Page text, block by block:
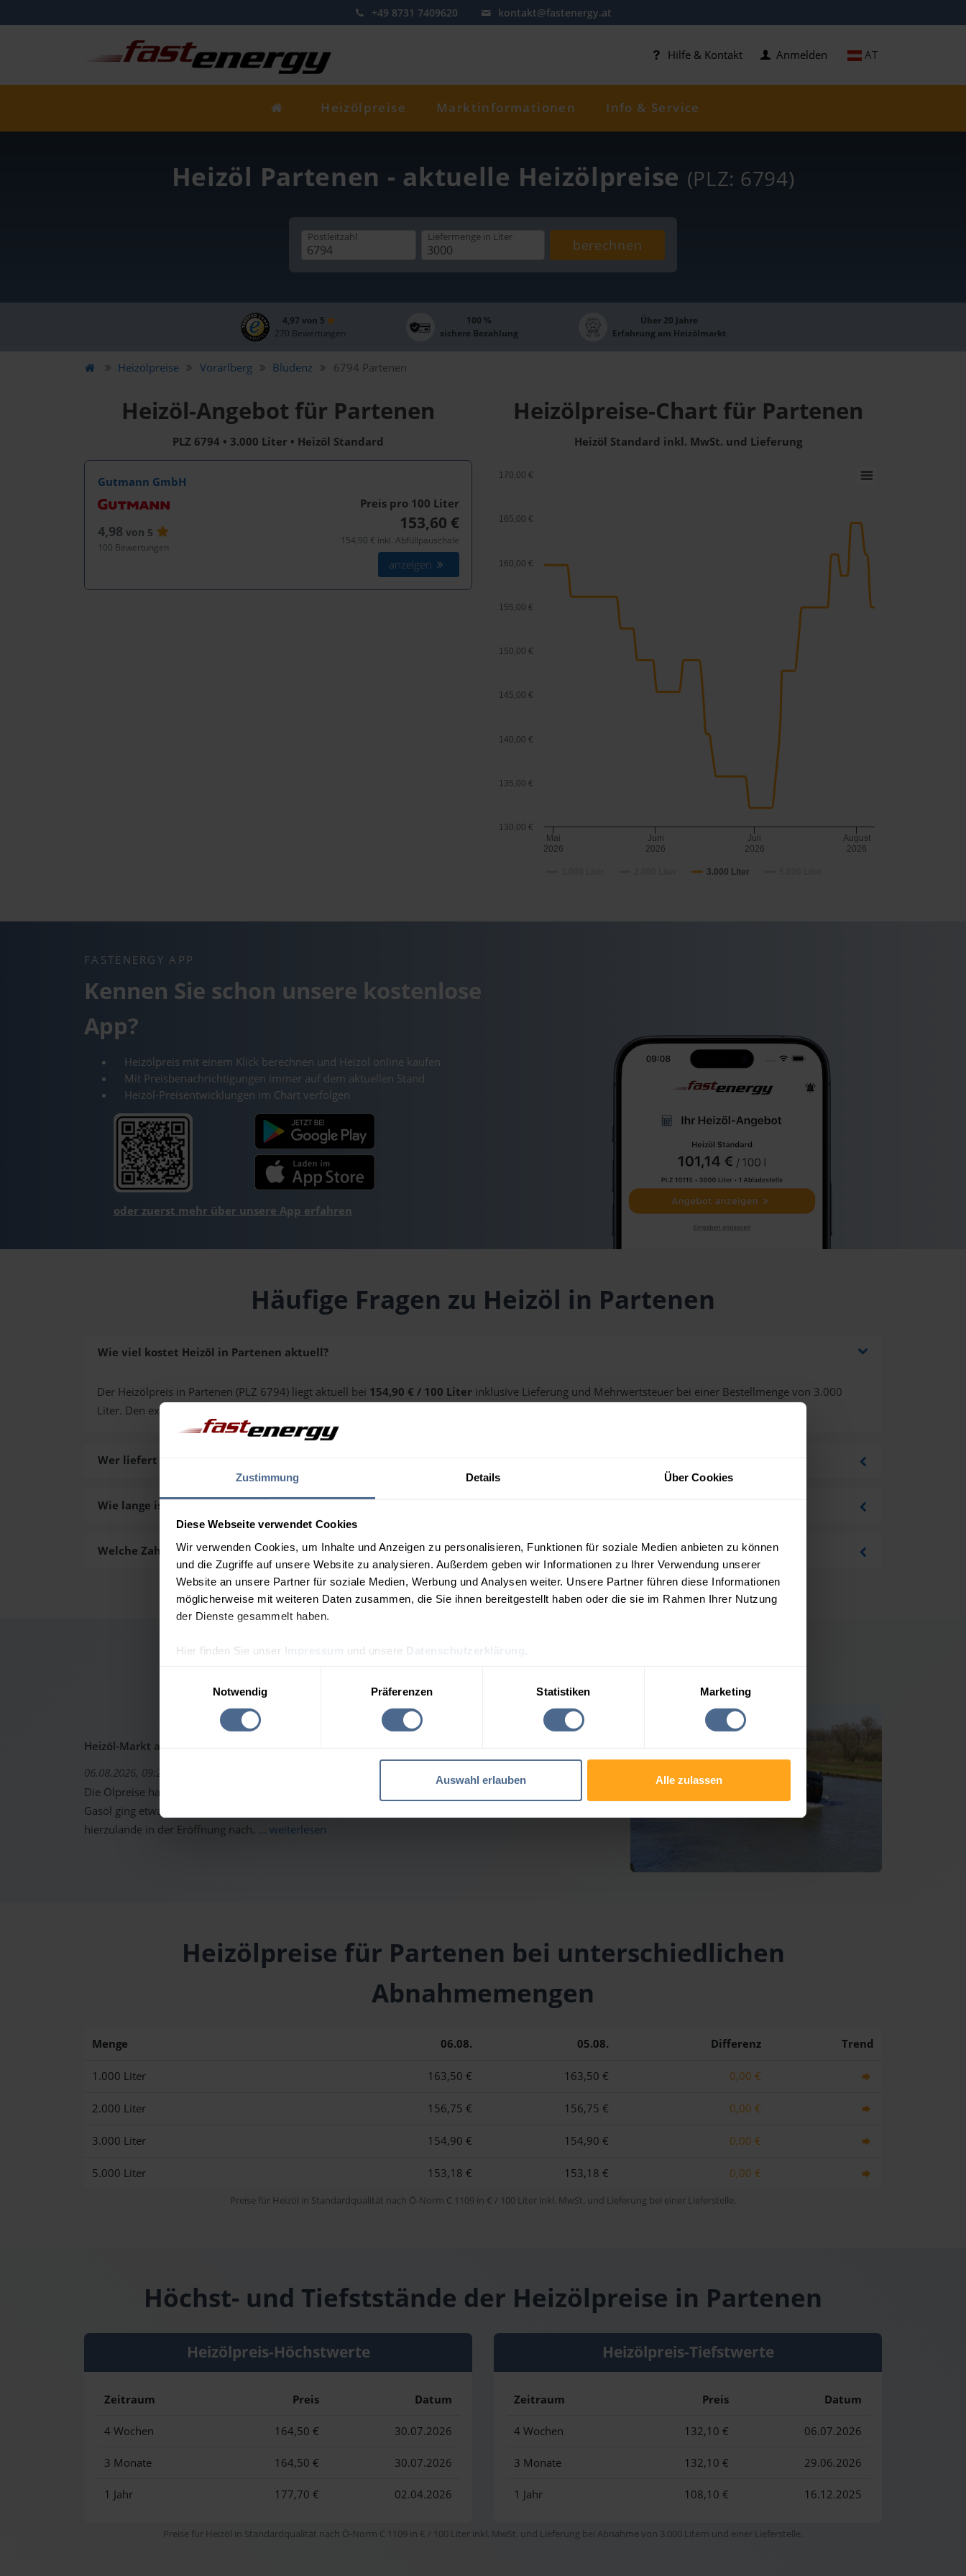
Zustimmung Details Über Cookies
Diese Webseite verwendet Cookies
Wir verwenden Cookies, um Inhalte und Anzeigen zu personalisieren, Funktionen für soziale Medien anbieten zu können
und die Zugriffe auf unsere Website zu analysieren. Außerdem geben wir Informationen zu Ihrer Verwendung unserer
Website an unsere Partner für soziale Medien, Werbung und Analysen weiter. Unsere Partner führen diese Informationen
möglicherweise mit weiteren Daten zusammen, die Sie ihnen bereitgestellt haben oder die sie im Rahmen Ihrer Nutzung
der Dienste gesammelt haben.
Hier finden Sie unser Impressum und unsere Datenschutzerklärung
Notwendig
Präferenzen Statistiken Marketing
Auswahl erlauben Alle zulassen
+49 8731 7409620 kontakt@fastenergy.at
AT
Hilfe & Kontakt Anmelden
Heizölpreise Marktinformationen Info & Service
Heizöl Partenen - aktuelle Heizölpreise (PLZ: 6794)
Postleitzahl Liefermenge in Liter berechnen
4,97 von 5
270 Bewertungen
100 %
sichere Bezahlung
Über 20 Jahre
Erfahrung am Heizölmarkt
Heizölpreise Vorarlberg Bludenz 6794 Partenen
Heizöl-Angebot für Partenen
PLZ 6794 • 3.000 Liter • Heizöl Standard
Gutmann GmbH
4,98 von 5
100 Bewertungen
Preis pro 100 Liter
153,60 €
154,90 € inkl. Abfüllpauschale
anzeigen
Heizölpreise-Chart für Partenen
Heizöl Standard inkl. MwSt. und Lieferung
3.000 Liter
Mai
2026
Juni
2026
Juli
2026
August
2026
130,00 €
135,00 €
140,00 €
145,00 €
150,00 €
155,00 €
160,00 €
165,00 €
170,00 €
FASTENERGY APP
Kennen Sie schon unsere kostenlose
App?
Heizölpreis mit einem Klick berechnen und Heizöl online kaufen
Mit Preisbenachrichtigungen immer auf dem aktuellen Stand
Heizöl-Preisentwicklungen im Chart verfolgen
oder zuerst mehr über unsere App erfahren
Häufige Fragen zu Heizöl in Partenen
Wie viel kostet Heizöl in Partenen aktuell?
Der Heizölpreis in Partenen (PLZ 6794) liegt aktuell bei 154,90 € / 100 Liter inklusive Lieferung und Mehrwertsteuer bei einer Bestellmenge von 3.000
Liter. Den exakten Preis für Ihre Wunschmenge erhalten Sie über unseren
Wer liefert das Heizöl in Partenen aus?
Wie lange ist die Lieferzeit des Heizöls in Partenen?
Welche Zahlungsarten gibt es?
Heizöl-Markt aktuell: Ölpreise erholen sich - Heizölpreise geben weiter nach
06.08.2026, 09:22 Uhr
Die Ölpreise haben sich gestern von den starken Verlusten der Vortage erholt. Rohöl tendierte seitwärts,
Gasöl ging etwas höher aus dem Handel. Trotzdem geben die Heizöl-Notierungen für Partenen
hierzulande in der Eröffnung nach. ... weiterlesen
Heizölpreise für Partenen bei unterschiedlichen
Abnahmemengen
Menge 06.08. 05.08. Differenz Trend
1.000 Liter 163,50 € 163,50 € 0,00 €
2.000 Liter 156,75 € 156,75 € 0,00 €
3.000 Liter 154,90 € 154,90 € 0,00 €
5.000 Liter 153,18 € 153,18 € 0,00 €
Preise für Heizöl in Standardqualität nach Ö-Norm C 1109 in € / 100 Liter inkl. MwSt. und Lieferung bei einer Lieferstelle.
Höchst- und Tiefststände der Heizölpreise in Partenen
Heizölpreis-Höchstwerte
Zeitraum Preis Datum
4 Wochen 164,50 € 30.07.2026
3 Monate 164,50 € 30.07.2026
1 Jahr 177,70 € 02.04.2026
Heizölpreis-Tiefstwerte
Zeitraum Preis Datum
4 Wochen 132,10 € 06.07.2026
3 Monate 132,10 € 29.06.2026
1 Jahr 108,10 € 16.12.2025
Preise für Heizöl in Standardqualität nach Ö-Norm C 1109 in € / 100 Liter inkl. MwSt. und Lieferung bei Abnahme von 3.000 Litern und einer Lieferstelle.